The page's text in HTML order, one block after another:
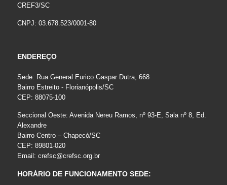
CREF3/SC
CNPJ: 03.678.523/0001-80
ENDEREÇO
Sede: Rua General Eurico Gaspar Dutra, 668
Bairro Estreito - Florianópolis/SC
CEP: 88075-100
Seccional Oeste: Avenida Nereu Ramos, nº 93-E, Sala nº 8, Ed.
Alexandre
Bairro Centro – Chapecó/SC
CEP: 89801-020
Email: crefsc@crefsc.org.br
HORÁRIO DE FUNCIONAMENTO SEDE: